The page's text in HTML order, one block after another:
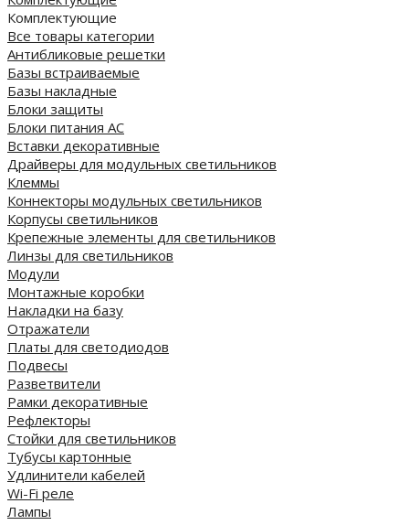
Комплектующие
Все товары категории
Антибликовые решетки
Базы встраиваемые
Базы накладные
Блоки защиты
Блоки питания AC
Вставки декоративные
Драйверы для модульных светильников
Клеммы
Коннекторы модульных светильников
Корпусы светильников
Крепежные элементы для светильников
Линзы для светильников
Модули
Монтажные коробки
Накладки на базу
Отражатели
Платы для светодиодов
Подвесы
Разветвители
Рамки декоративные
Рефлекторы
Стойки для светильников
Тубусы картонные
Удлинители кабелей
Wi-Fi реле
Лампы